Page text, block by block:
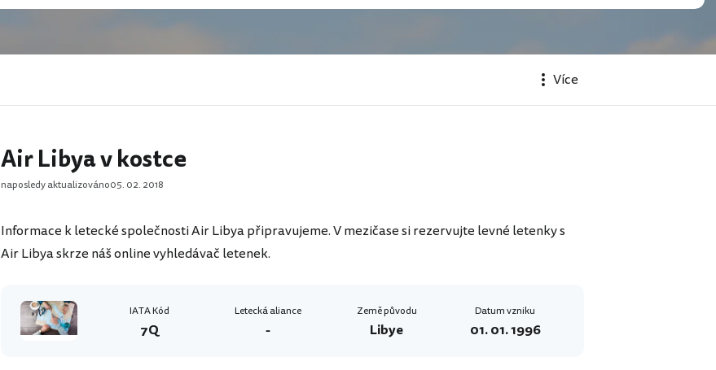
Více
Air Libya v kostce
naposledy aktualizováno05. 02. 2018
Informace k letecké společnosti Air Libya připravujeme. V mezičase si rezervujte levné letenky s
Air Libya skrze náš online vyhledávač letenek.
IATA Kód
7Q
Letecká aliance
-
Země původu
Libye
Datum vzniku
01. 01. 1996